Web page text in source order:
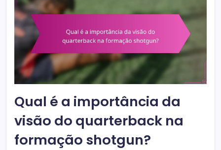
Qual é a importância da
visão do quarterback na
formação shotgun?